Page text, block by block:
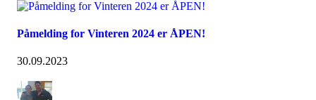
Påmelding for Vinteren 2024 er ÅPEN!
30.09.2023